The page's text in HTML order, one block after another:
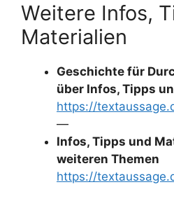
Weitere Infos,
Materialien
Geschichte für
über Infos, Tipps
https://
—
Infos, Tipps und
weiteren Themen
https://